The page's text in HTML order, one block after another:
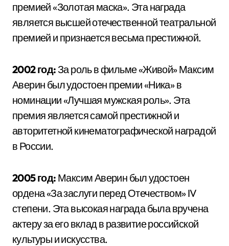
премией «Золотая маска». Эта награда
является высшей отечественной театральной
премией и признается весьма престижной.
2002 год:За роль в фильме «Живой» Максим
Аверин был удостоен премии «Ника» в
номинации «Лучшая мужская роль». Эта
премия является самой престижной и
авторитетной кинематографической наградой
в России.
2005 год: Максим Аверин был удостоен
ордена «За заслуги перед Отечеством» IV
степени. Эта высокая награда была вручена
актеру за его вклад в развитие российской
культуры и искусства.